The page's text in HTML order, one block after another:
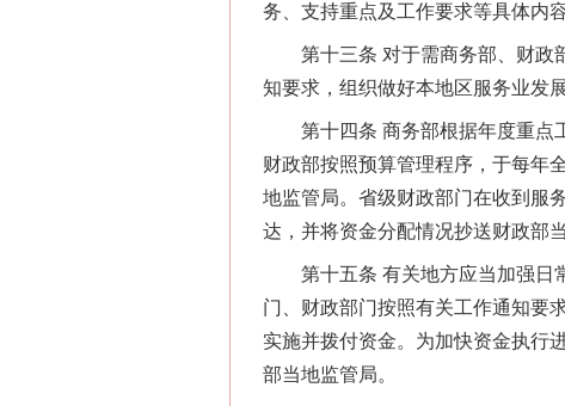
务、支持重点及工作要求等具体内
第十三条 对于需商务部、财政部
知要求，组织做好本地区服务业发
第十四条 商务部根据年度重点工
财政部按照预算管理程序，于每年
地监管局。省级财政部门在收到服
达，并将资金分配情况抄送财政部
第十五条 有关地方应当加强日常
门、财政部门按照有关工作通知要
实施并拨付资金。为加快资金执行
部当地监管局。
网上购药对药下症？
这是一记警钟！